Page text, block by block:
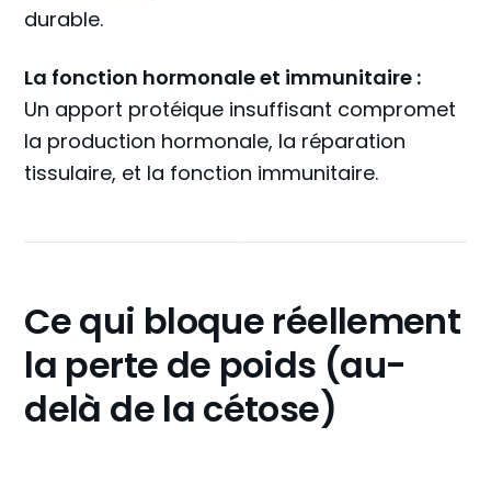
durable.
La fonction hormonale et immunitaire :
Un apport protéique insuffisant compromet
la production hormonale, la réparation
tissulaire, et la fonction immunitaire.
Ce qui bloque réellement
la perte de poids (au-
delà de la cétose)